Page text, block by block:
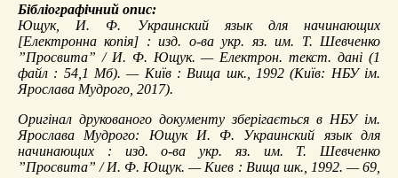
Бібліографічний опис:
Ющук, И. Ф. Украинский язык для начинающих
[Електронна копія] : изд. о-ва укр. яз. им. Т. Шевченко
”Просвита” / И. Ф. Ющук. — Електрон. текст. дані (1
файл : 54,1 Мб). — Київ : Вища шк., 1992 (Київ: НБУ ім.
Ярослава Мудрого, 2017).
Оригінал друкованого документу зберігається в НБУ ім.
Ярослава Мудрого: Ющук И. Ф. Украинский язык для
начинающих : изд. о-ва укр. яз. им. Т. Шевченко
”Просвита” / И. Ф. Ющук. — Киев : Вища шк., 1992. — 69,